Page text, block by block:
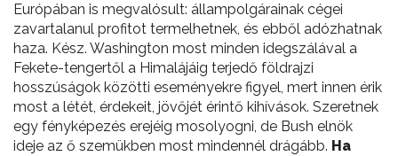
Európában is megvalósult: állampolgárainak cégei
zavartalanul profitot termelhetnek, és ebből adózhatnak
haza. Kész. Washington most minden idegszálával a
Fekete-tengertől a Himalájáig terjedő földrajzi
hosszúságok közötti eseményekre figyel, mert innen érik
most a létét, érdekeit, jövőjét érintő kihívások. Szeretnek
egy fényképezés erejéig mosolyogni, de Bush elnök
ideje az ő szemükben most mindennél drágább. Ha